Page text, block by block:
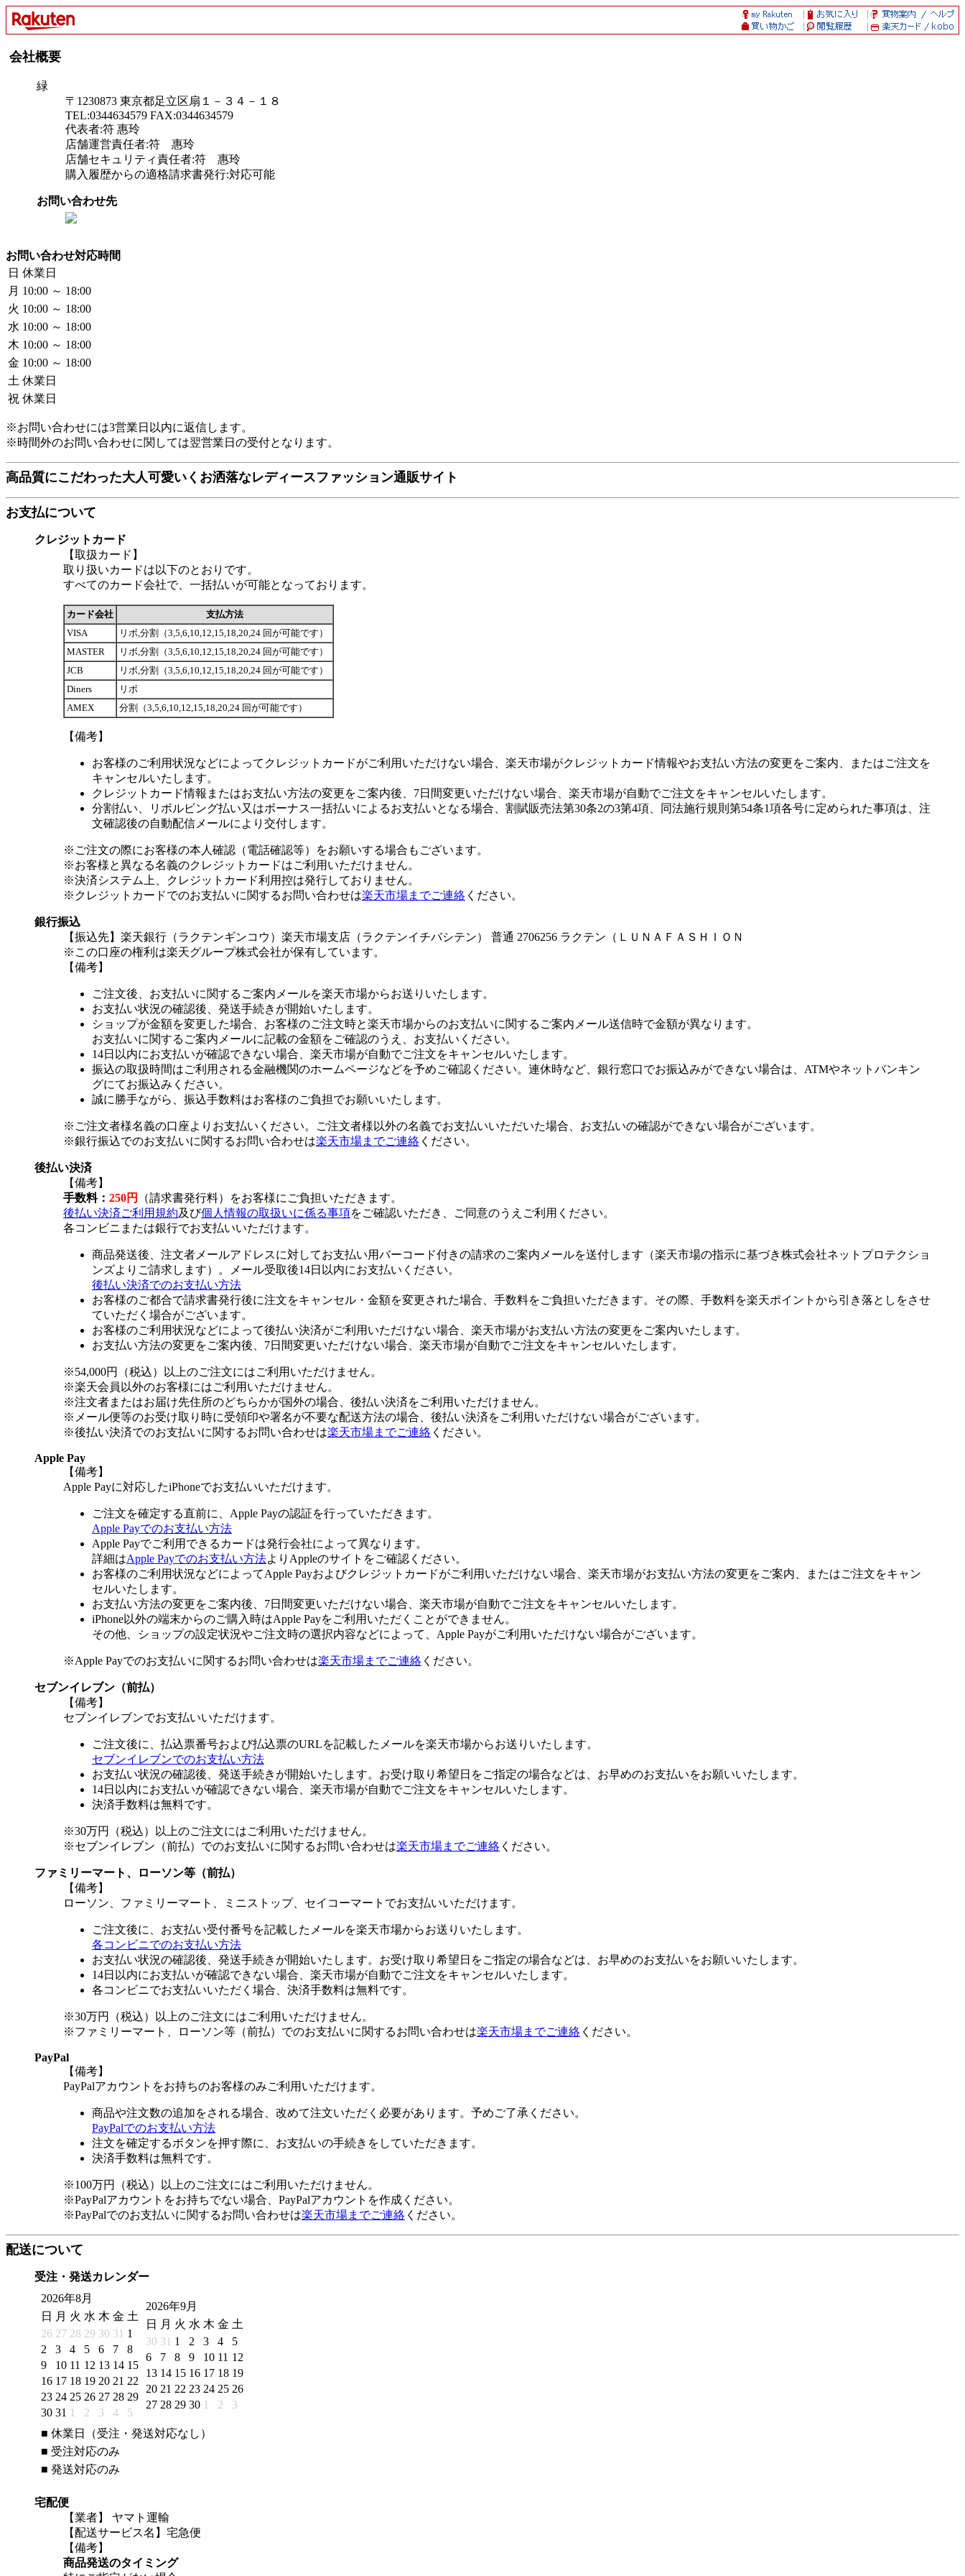
会社概要
緑
〒1230873 東京都足立区扇１－３４－１８
TEL:0344634579 FAX:0344634579
代表者:符 惠玲
店舗運営責任者:符 惠玲
店舗セキュリティ責任者:符 惠玲
購入履歴からの適格請求書発行:対応可能
お問い合わせ先
お問い合わせ対応時間
日 休業日
月 10:00 ～ 18:00
火 10:00 ～ 18:00
水 10:00 ～ 18:00
木 10:00 ～ 18:00
金 10:00 ～ 18:00
土 休業日
祝 休業日
※お問い合わせには3営業日以内に返信します。
※時間外のお問い合わせに関しては翌営業日の受付となります。
高品質にこだわった大人可愛いくお洒落なレディースファッション通販サイト
お支払について
クレジットカード
【取扱カード】
取り扱いカードは以下のとおりです。
すべてのカード会社で、一括払いが可能となっております。
カード会社
支払方法
VISA
リボ,分割（3,5,6,10,12,15,18,20,24 回が可能です）
MASTER
リボ,分割（3,5,6,10,12,15,18,20,24 回が可能です）
JCB
リボ,分割（3,5,6,10,12,15,18,20,24 回が可能です）
Diners
リボ
AMEX
分割（3,5,6,10,12,15,18,20,24 回が可能です）
【備考】
お客様のご利用状況などによってクレジットカードがご利用いただけない場合、楽天市場がクレジットカード情報やお支払い方法の変更をご案内、またはご注文を
キャンセルいたします。
クレジットカード情報またはお支払い方法の変更をご案内後、7日間変更いただけない場合、楽天市場が自動でご注文をキャンセルいたします。
分割払い、リボルビング払い又はボーナス一括払いによるお支払いとなる場合、割賦販売法第30条2の3第4項、同法施行規則第54条1項各号に定められた事項は、注
文確認後の自動配信メールにより交付します。
※ご注文の際にお客様の本人確認（電話確認等）をお願いする場合もございます。
※お客様と異なる名義のクレジットカードはご利用いただけません。
※決済システム上、クレジットカード利用控は発行しておりません。
※クレジットカードでのお支払いに関するお問い合わせは楽天市場までご連絡 ください。
銀行振込
【振込先】楽天銀行（ラクテンギンコウ）楽天市場支店（ラクテンイチバシテン） 普通 2706256 ラクテン（ＬＵＮＡＦＡＳＨＩＯＮ
※この口座の権利は楽天グループ株式会社が保有しています。
【備考】
ご注文後、お支払いに関するご案内メールを楽天市場からお送りいたします。
お支払い状況の確認後、発送手続きが開始いたします。
ショップが金額を変更した場合、お客様のご注文時と楽天市場からのお支払いに関するご案内メール送信時で金額が異なります。
お支払いに関するご案内メールに記載の金額をご確認のうえ、お支払いください。
14日以内にお支払いが確認できない場合、楽天市場が自動でご注文をキャンセルいたします。
振込の取扱時間はご利用される金融機関のホームページなどを予めご確認ください。連休時など、銀行窓口でお振込みができない場合は、ATMやネットバンキン
グにてお振込みください。
誠に勝手ながら、振込手数料はお客様のご負担でお願いいたします。
※ご注文者様名義の口座よりお支払いください。ご注文者様以外の名義でお支払いいただいた場合、お支払いの確認ができない場合がございます。
※銀行振込でのお支払いに関するお問い合わせは楽天市場までご連絡 ください。
後払い決済
【備考】
手数料： 250円
（請求書発行料）をお客様にご負担いただきます。
後払い決済ご利用規約及び個人情報の取扱いに係る事項をご確認いただき、ご同意のうえご利用ください。
各コンビニまたは銀行でお支払いいただけます。
商品発送後、注文者メールアドレスに対してお支払い用バーコード付きの請求のご案内メールを送付します（楽天市場の指示に基づき株式会社ネットプロテクショ
ンズよりご請求します）。メール受取後14日以内にお支払いください。
後払い決済でのお支払い方法
お客様のご都合で請求書発行後に注文をキャンセル・金額を変更された場合、手数料をご負担いただきます。その際、手数料を楽天ポイントから引き落としをさせ
ていただく場合がございます。
お客様のご利用状況などによって後払い決済がご利用いただけない場合、楽天市場がお支払い方法の変更をご案内いたします。
お支払い方法の変更をご案内後、7日間変更いただけない場合、楽天市場が自動でご注文をキャンセルいたします。
※54,000円（税込）以上のご注文にはご利用いただけません。
※楽天会員以外のお客様にはご利用いただけません。
※注文者またはお届け先住所のどちらかが国外の場合、後払い決済をご利用いただけません。
※メール便等のお受け取り時に受領印や署名が不要な配送方法の場合、後払い決済をご利用いただけない場合がございます。
※後払い決済でのお支払いに関するお問い合わせは楽天市場までご連絡 ください。
Apple Pay
【備考】
Apple Payに対応したiPhoneでお支払いいただけます。
ご注文を確定する直前に、Apple Payの認証を行っていただきます。
Apple Payでのお支払い方法
Apple Payでご利用できるカードは発行会社によって異なります。
詳細はApple Payでのお支払い方法よりAppleのサイトをご確認ください。
お客様のご利用状況などによってApple Payおよびクレジットカードがご利用いただけない場合、楽天市場がお支払い方法の変更をご案内、またはご注文をキャン
セルいたします。
お支払い方法の変更をご案内後、7日間変更いただけない場合、楽天市場が自動でご注文をキャンセルいたします。
iPhone以外の端末からのご購入時はApple Payをご利用いただくことができません。
その他、ショップの設定状況やご注文時の選択内容などによって、Apple Payがご利用いただけない場合がございます。
※Apple Payでのお支払いに関するお問い合わせは楽天市場までご連絡 ください。
セブンイレブン（前払）
【備考】
セブンイレブンでお支払いいただけます。
ご注文後に、払込票番号および払込票のURLを記載したメールを楽天市場からお送りいたします。
セブンイレブンでのお支払い方法
お支払い状況の確認後、発送手続きが開始いたします。お受け取り希望日をご指定の場合などは、お早めのお支払いをお願いいたします。
14日以内にお支払いが確認できない場合、楽天市場が自動でご注文をキャンセルいたします。
決済手数料は無料です。
※30万円（税込）以上のご注文にはご利用いただけません。
※セブンイレブン（前払）でのお支払いに関するお問い合わせは楽天市場までご連絡 ください。
ファミリーマート、ローソン等（前払）
【備考】
ローソン、ファミリーマート、ミニストップ、セイコーマートでお支払いいただけます。
ご注文後に、お支払い受付番号を記載したメールを楽天市場からお送りいたします。
各コンビニでのお支払い方法
お支払い状況の確認後、発送手続きが開始いたします。お受け取り希望日をご指定の場合などは、お早めのお支払いをお願いいたします。
14日以内にお支払いが確認できない場合、楽天市場が自動でご注文をキャンセルいたします。
各コンビニでお支払いいただく場合、決済手数料は無料です。
※30万円（税込）以上のご注文にはご利用いただけません。
※ファミリーマート、ローソン等（前払）でのお支払いに関するお問い合わせは楽天市場までご連絡 ください。
PayPal
【備考】
PayPalアカウントをお持ちのお客様のみご利用いただけます。
商品や注文数の追加をされる場合、改めて注文いただく必要があります。予めご了承ください。
PayPalでのお支払い方法
注文を確定するボタンを押す際に、お支払いの手続きをしていただきます。
決済手数料は無料です。
※100万円（税込）以上のご注文にはご利用いただけません。
※PayPalアカウントをお持ちでない場合、PayPalアカウントを作成ください。
※PayPalでのお支払いに関するお問い合わせは楽天市場までご連絡 ください。
配送について
受注・発送カレンダー
2026年8月
日
月 火 水 木 金 土
26 27 28 29 30 31 1
2
3 4 5 6 7
8
9
10 11 12 13 14 15
16 17 18 19 20 21 22
23 24 25 26 27 28 29
30 31 1 2 3 4 5
2026年9月
日
月 火 水 木 金 土
30 31 1 2 3 4
5
6
7 8 9 10 11 12
13 14 15 16 17 18 19
20 21 22 23 24 25 26
27 28 29 30 1 2 3
■ 休業日（受注・発送対応なし）
■ 受注対応のみ
■ 発送対応のみ
宅配便
【業者】 ヤマト運輸
【配送サービス名】宅急便
【備考】
商品発送のタイミング